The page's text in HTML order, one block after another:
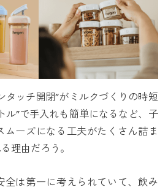
タッチ開閉”がミルクづくりの時短
ル”で手入れも簡単になるなど、子
ムーズになる工夫がたくさん詰ま
理由だろう。
全は第一に考えられていて、飲み